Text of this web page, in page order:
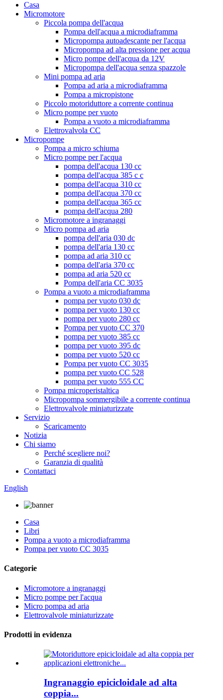
Casa
Micromotore
Piccola pompa dell'acqua
Pompa dell'acqua a microdiaframma
Micropompa autoadescante per l'acqua
Micropompa ad alta pressione per acqua
Micro pompe dell'acqua da 12V
Micropompa dell'acqua senza spazzole
Mini pompa ad aria
Pompa ad aria a microdiaframma
Pompa a micropistone
Piccolo motoriduttore a corrente continua
Micro pompe per vuoto
Pompa a vuoto a microdiaframma
Elettrovalvola CC
Micropompe
Pompa a micro schiuma
Micro pompe per l'acqua
pompa dell'acqua 130 cc
pompa dell'acqua 385 c c
pompa dell'acqua 310 cc
pompa dell'acqua 370 cc
pompa dell'acqua 365 cc
pompa dell'acqua 280
Micromotore a ingranaggi
Micro pompa ad aria
pompa dell'aria 030 dc
pompa dell'aria 130 cc
pompa ad aria 310 cc
pompa dell'aria 370 cc
pompa ad aria 520 cc
Pompa dell'aria CC 3035
Pompa a vuoto a microdiaframma
pompa per vuoto 030 dc
pompa per vuoto 130 cc
pompa per vuoto 280 cc
Pompa per vuoto CC 370
pompa per vuoto 385 cc
pompa per vuoto 395 dc
pompa per vuoto 520 cc
Pompa per vuoto CC 3035
pompa per vuoto CC 528
pompa per vuoto 555 CC
Pompa microperistaltica
Micropompa sommergibile a corrente continua
Elettrovalvole miniaturizzate
Servizio
Scaricamento
Notizia
Chi siamo
Perché scegliere noi?
Garanzia di qualità
Contattaci
English
Casa
Libri
Pompa a vuoto a microdiaframma
Pompa per vuoto CC 3035
Categorie
Micromotore a ingranaggi
Micro pompe per l'acqua
Micro pompa ad aria
Elettrovalvole miniaturizzate
Prodotti in evidenza
Ingranaggio epicicloidale ad alta
coppia...